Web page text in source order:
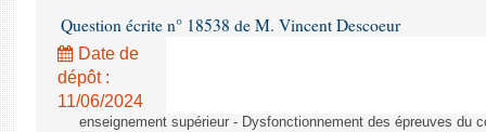
Question écrite n° 18538 de M. Vincent Descoeur
Date de
dépôt :
11/06/2024
enseignement supérieur - Dysfonctionnement des épreuves du